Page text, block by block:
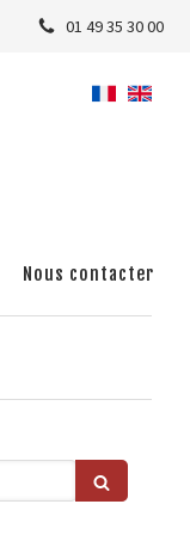
01 49 35 30 00
Nous contacter